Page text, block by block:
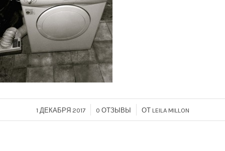
1 ДЕКАБРЯ 2017
/ 0 ОТЗЫВЫ
/ ОТ LEILA MILLON